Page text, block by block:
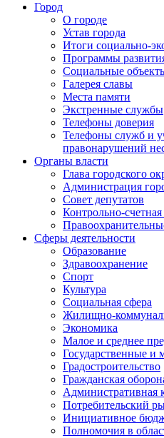
Город
О городе
Устав города
Итоги социально-
Программы
Социальные
Галерея славы
Места памяти
Экстренные службы
Телефоны доверия
Телефоны служб и
правонарушений
Органы власти
Глава городского
Администрация
Совет депутатов
Контрольно-счетная
Сферы деятельности
Образование
Здравоохранение
Спорт
Культура
Социальная сфера
Жилищно-
Экономика
Малое и среднее
Государственные и
Градостроительство
Гражданская
Административная
Потребительский
Инициативное
Полномочия в